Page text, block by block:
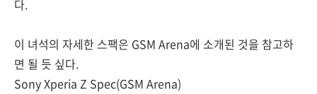
다.
이 녀석의 자세한 스팩은 GSM Arena에 소개된 것을 참고하
면 될 듯 싶다.
Sony Xperia Z Spec(GSM Arena)